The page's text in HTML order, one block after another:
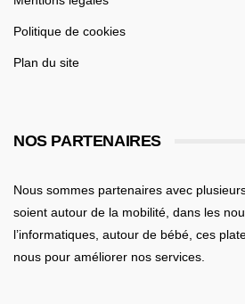
Politique de cookies
Plan du site
NOS PARTENAIRES
Nous sommes partenaires avec
soient autour de la mobilité , dans les
l’informatiques, autour de bébé , ces
nous pour améliorer nos services.